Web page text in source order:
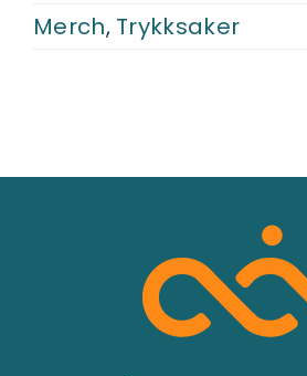
Merch, Trykksaker